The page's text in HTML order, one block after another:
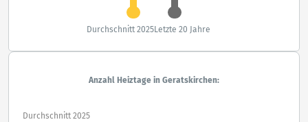
Durchschnitt 2025Letzte 20 Jahre
Anzahl Heiztage in Geratskirchen:
Durchschnitt 2025